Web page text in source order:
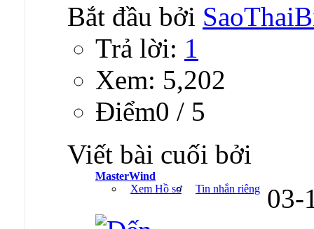
Bắt đầu bởi
Trả lời: 1
Xem: 5,202
Ðiểm0 / 5
Viết bài cuối bởi
MasterWind
Xem Hồ sơ
Tin nhắn riêng 03-